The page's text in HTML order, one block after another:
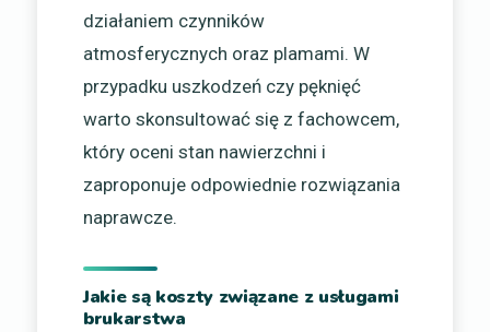
działaniem czynników
atmosferycznych oraz plamami. W
przypadku uszkodzeń czy pęknięć
warto skonsultować się z fachowcem,
który oceni stan nawierzchni i
zaproponuje odpowiednie rozwiązania
naprawcze.
Jakie są koszty związane z usługami
brukarstwa